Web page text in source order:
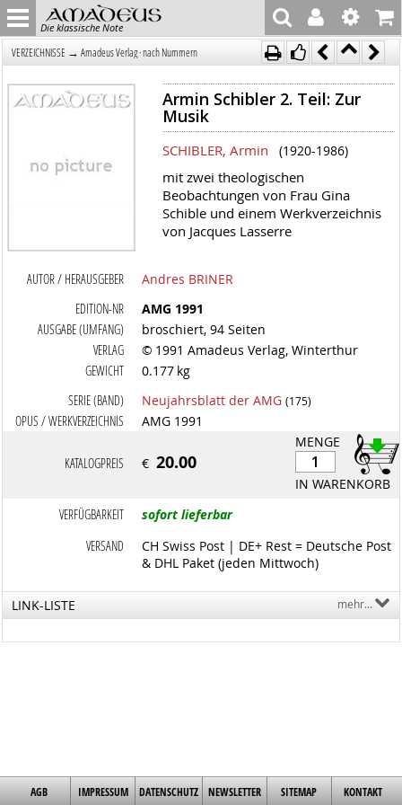
Die klassische Note
VERZEICHNISSE → Amadeus Verlag · nach Nummern
Armin Schibler 2. Teil: Zur
Musik
SCHIBLER, Armin (1920-1986)
mit zwei theologischen
Beobachtungen von Frau Gina
Schible und einem Werkverzeichnis
von Jacques Lasserre
AUTOR / HERAUSGEBER
Andres BRINER
EDITION-NR
AMG 1991
AUSGABE (UMFANG)
broschiert, 94 Seiten
VERLAG
© 1991 Amadeus Verlag, Winterthur
GEWICHT
0.177 kg
SERIE (BAND)
Neujahrsblatt der AMG (175)
OPUS / WERKVERZEICHNIS
AMG 1991
MENGE
IN WARENKORB
KATALOGPREIS €20.00
VERFÜGBARKEIT
sofort lieferbar
VERSAND
CH Swiss Post | DE+ Rest = Deutsche Post
& DHL Paket (jeden Mittwoch)
LINK-LISTE mehr...
AGB IMPRESSUM DATENSCHUTZ NEWSLETTER SITEMAP KONTAKT